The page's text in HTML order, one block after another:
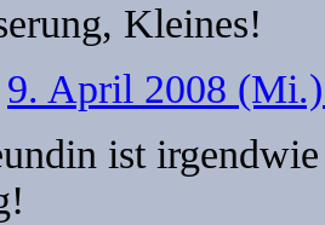
Kleines!
9. April 2008
ist